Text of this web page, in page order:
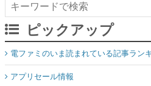
ピックアップ
電ファミのいま読まれている記事ラン
アプリセール情報